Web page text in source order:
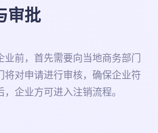
审批
前，首先需要向当地商务部门
将对申请进行审核，确保企业符
企业方可进入注销流程。